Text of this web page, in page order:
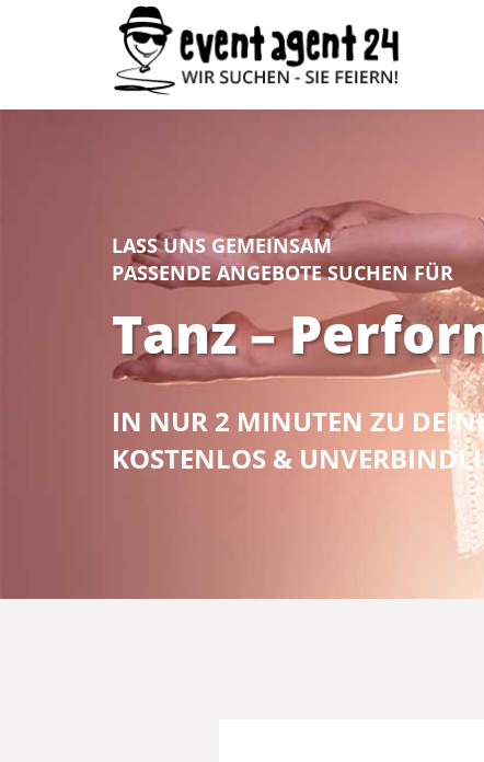
LASS UNS GEMEINSAM
PASSENDE ANGEBOTE SUCHEN FÜR
Tanz –
IN NUR 2 MINUTEN ZU
KOSTENLOS &